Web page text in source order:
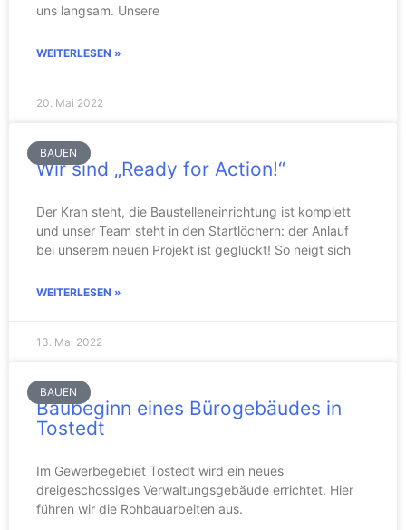
uns langsam. Unsere
WEITERLESEN »
20. Mai 2022
BAUEN
Wir sind „Ready for Action!“
Der Kran steht, die Baustelleneinrichtung ist komplett
und unser Team steht in den Startlöchern: der Anlauf
bei unserem neuen Projekt ist geglückt! So neigt sich
WEITERLESEN »
13. Mai 2022
BAUEN
Baubeginn eines Bürogebäudes in
Tostedt
Im Gewerbegebiet Tostedt wird ein neues
dreigeschossiges Verwaltungsgebäude errichtet. Hier
führen wir die Rohbauarbeiten aus.